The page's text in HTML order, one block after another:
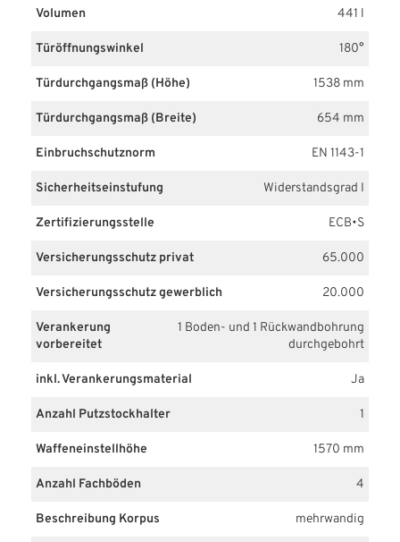
Volumen 441 l
Türöffnungswinkel 180°
Türdurchgangsmaß (Höhe) 1538 mm
Türdurchgangsmaß (Breite) 654 mm
Einbruchschutznorm EN 1143-1
Sicherheitseinstufung Widerstandsgrad I
Zertifizierungsstelle ECB•S
Versicherungsschutz privat 65.000
Versicherungsschutz gewerblich 20.000
Verankerung
vorbereitet
1 Boden- und 1 Rückwandbohrung
durchgebohrt
inkl. Verankerungsmaterial Ja
Anzahl Putzstockhalter 1
Waffeneinstellhöhe 1570 mm
Anzahl Fachböden 4
Beschreibung Korpus mehrwandig